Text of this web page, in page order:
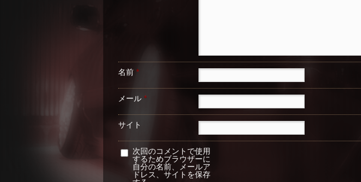
名前 *
メール *
サイト
次回のコメントで使用
するためブラウザーに
自分の名前、メールア
ドレス、サイトを保存